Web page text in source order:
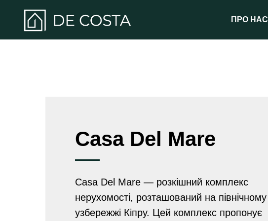
ПРО НАС
Casa Del Mare
Casa Del Mare — розкішний комплекс
нерухомості, розташований на північному
узбережжі Кіпру. Цей комплекс пропонує